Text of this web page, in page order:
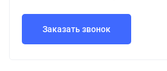
Заказать звонок